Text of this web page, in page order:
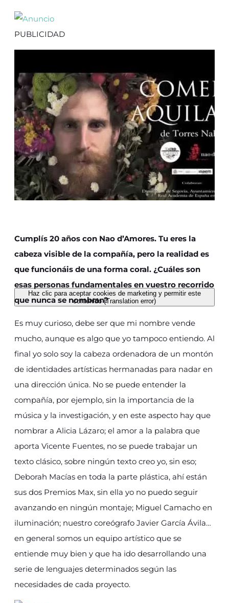
PUBLICIDAD
Haz clic para aceptar cookies de marketing y permitir este
contenido (Translation error)
Cumplís 20 años con Nao d’Amores. Tu eres la
cabeza visible de la compañía, pero la realidad es
que funcionáis de una forma coral. ¿Cuáles son
esas personas fundamentales en vuestro recorrido
que nunca se nombran?
Es muy curioso, debe ser que mi nombre vende
mucho, aunque es algo que yo tampoco entiendo. Al
final yo solo soy la cabeza ordenadora de un montón
de identidades artísticas hermanadas para nadar en
una dirección única. No se puede entender la
compañía, por ejemplo, sin la importancia de la
música y la investigación, y en este aspecto hay que
nombrar a Alicia Lázaro; el amor a la palabra que
aporta Vicente Fuentes, no se puede trabajar un
texto clásico, sobre ningún texto creo yo, sin eso;
Deborah Macías en toda la parte plástica, ahí están
sus dos Premios Max, sin ella yo no puedo seguir
avanzando en ningún montaje; Miguel Camacho en
iluminación; nuestro coreógrafo Javier García Ávila…
en general somos un equipo artístico que se
entiende muy bien y que ha ido desarrollando una
serie de lenguajes determinados según las
necesidades de cada proyecto.